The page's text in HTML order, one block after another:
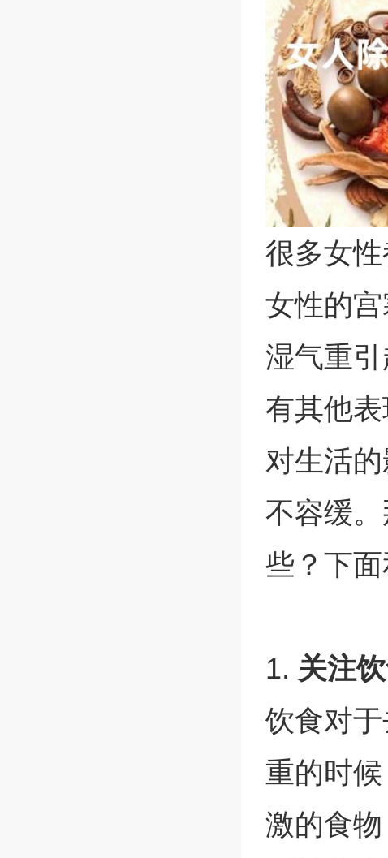
很多女
女性的
湿气重
有其他
对生活
不容缓
些？下面
1. 关注
饮食对
重的时
激的食